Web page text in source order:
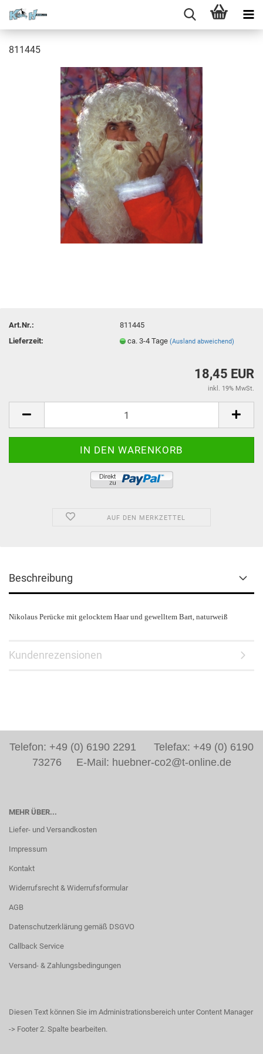
811445
Art.Nr.:
811445
Lieferzeit:
ca. 3-4 Tage(Ausland abweichend)
18,45 EUR
inkl. 19% MwSt.
AUF DEN MERKZETTEL
Beschreibung
Nikolaus Perücke mit gelocktem Haar und gewelltem Bart, naturweiß
Kundenrezensionen
Telefon: +49 (0) 6190 2291 Telefax: +49 (0) 6190
73276 E-Mail: huebner-co2@t-online.de
MEHR ÜBER...
Liefer- und Versandkosten
Impressum
Kontakt
Widerrufsrecht & Widerrufsformular
AGB
Datenschutzerklärung gemäß DSGVO
Callback Service
Versand- & Zahlungsbedingungen
Diesen Text können Sie im Administrationsbereich unter Content Manager
-> Footer 2. Spalte bearbeiten.